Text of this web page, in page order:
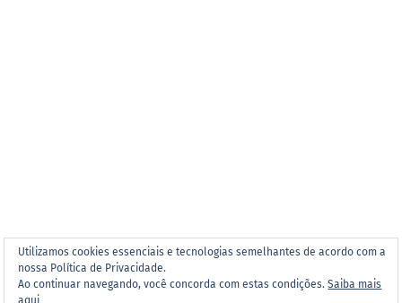
Utilizamos cookies essenciais e tecnologias semelhantes de acordo com a
nossa Política de Privacidade.
Ao continuar navegando, você concorda com estas condições.Saiba mais
aqui